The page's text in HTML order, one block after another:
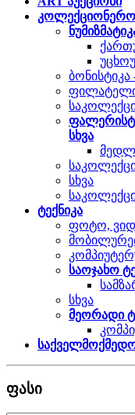
ბონისტიკა
სხვა
სხვა
ტექნიკა
ფოტო,
საოჯახო
სხვა
მეორადი
ფასი